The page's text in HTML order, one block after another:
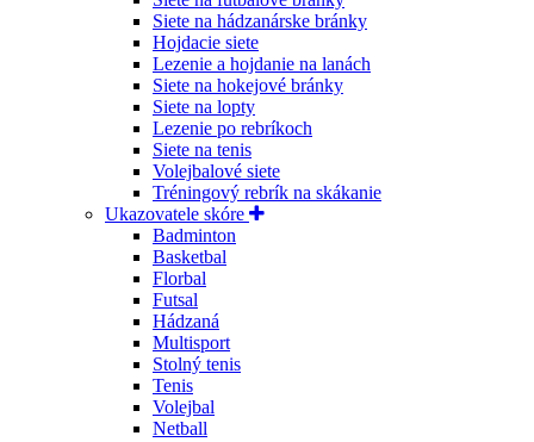
Siete na hádzanárske bránky
Hojdacie siete
Lezenie a hojdanie na lanách
Siete na hokejové bránky
Siete na lopty
Lezenie po rebríkoch
Siete na tenis
Volejbalové siete
Tréningový rebrík na skákanie
Ukazovatele skóre
Badminton
Basketbal
Florbal
Futsal
Hádzaná
Multisport
Stolný tenis
Tenis
Volejbal
Netball